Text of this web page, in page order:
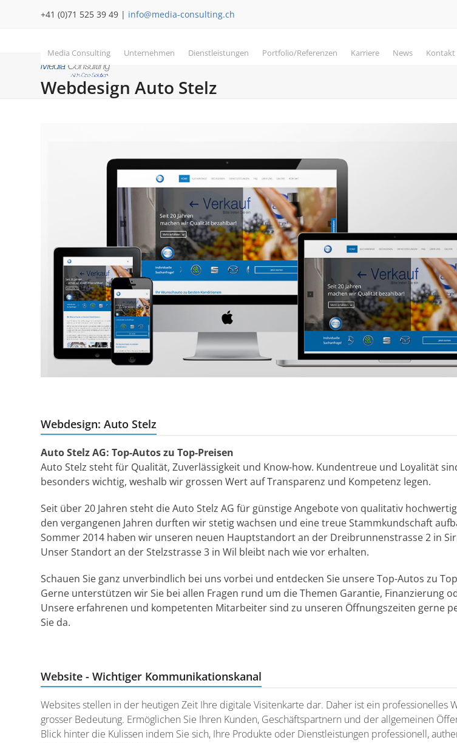
+41 (0)71 525 39 49 | info@media-consulting.ch
Media Consulting Unternehmen Dienstleistungen Portfolio/Referenzen Karriere News Kontakt
Webdesign Auto Stelz
Webdesign: Auto Stelz
Auto Stelz AG: Top-Autos zu Top-Preisen
Auto Stelz steht für Qualität, Zuverlässigkeit und Know-how. Kundentreue und Loyalität
besonders wichtig, weshalb wir grossen Wert auf Transparenz und Kompetenz legen.
Seit über 20 Jahren steht die Auto Stelz AG für günstige Angebote von qualitativ
den vergangenen Jahren durften wir stetig wachsen und eine treue Stammkundschaft
Sommer 2014 haben wir unseren neuen Hauptstandort an der Dreibrunnenstrasse 2 in
Unser Standort an der Stelzstrasse 3 in Wil bleibt nach wie vor erhalten.
Schauen Sie ganz unverbindlich bei uns vorbei und entdecken Sie unsere Top-Autos zu
Gerne unterstützen wir Sie bei allen Fragen rund um die Themen Garantie, Finanzierung
Unsere erfahrenen und kompetenten Mitarbeiter sind zu unseren Öffnungszeiten gerne
Sie da.
Website - Wichtiger Kommunikationskanal
Websites stellen in der heutigen Zeit Ihre digitale Visitenkarte dar. Daher ist ein professionelles
grosser Bedeutung. Ermöglichen Sie Ihren Kunden, Geschäftspartnern und der allgemeinen
Blick hinter die Kulissen indem Sie sich, Ihre Produkte oder Dienstleistungen professionell,